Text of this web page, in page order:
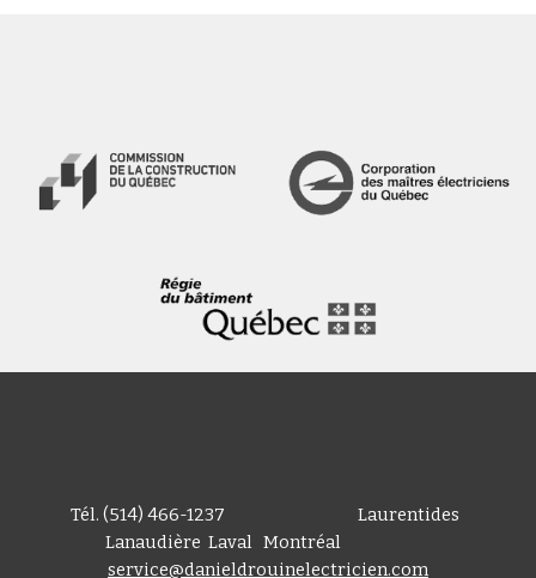
Tél. (514) 466-1237                                     Laurentides
service@danieldrouinelectricien.com